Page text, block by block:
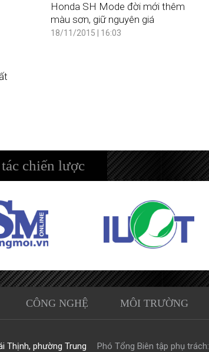
Honda SH Mode đời mới thêm
màu sơn, giữ nguyên giá
18/11/2015 | 16:03
chiến lược
CÔNG NGHỆ MÔI TRƯỜNG
Thịnh, phường Trung Phó Tổng Biên tập phụ trách: